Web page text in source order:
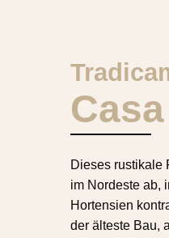
Dieses rustikale
im Nordeste ab,
Hortensien
der älteste Bau,